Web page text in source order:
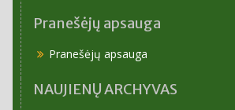
Pranešėjų apsauga
Pranešėjų apsauga
NAUJIENŲ ARCHYVAS